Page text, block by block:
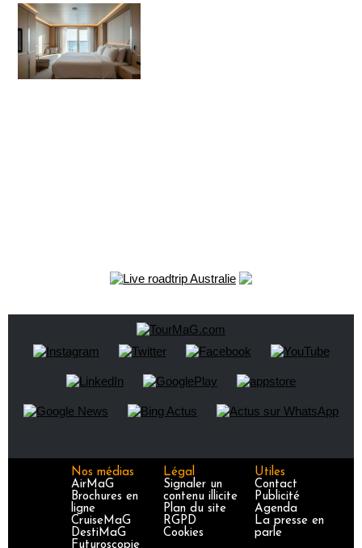
Nos médias
AirMaG
Brochures en
ligne
CruiseMaG
DestiMaG
Futuroscopie
Légal
Signaler un
contenu illicite
Plan du site
RGPD
Cookies
Utiles
Contact
Publicité
Agenda
La presse en
parle